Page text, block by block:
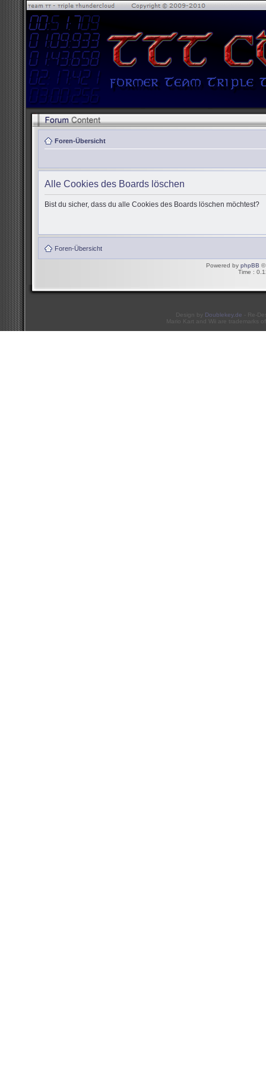
Foren-Übersicht
Alle Cookies des Boards löschen
Bist du sicher, dass du alle Cookies des Boards löschen möchtest?
Foren-Übersicht
Powered by phpBB ©
Time :
Design by Doublekey.de - Re-
Mario Kart and Wii are trademarks